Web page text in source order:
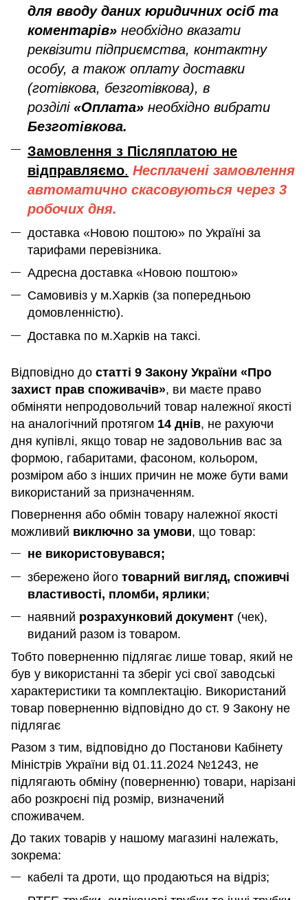
для вводу даних юридичних осіб та
коментарів» необхідно вказати
реквізити підприємства, контактну
особу, а також оплату доставки
(готівкова, безготівкова), в
розділі «Оплата» необхідно вибрати
Безготівкова.
Замовлення з Післяплатою не
відправляємо. Несплачені замовлення
автоматично скасовуються через 3
робочих дня.
доставка «Новою поштою» по Україні за
тарифами перевізника.
Адресна доставка «Новою поштою»
Самовивіз у м.Харків (за попередньою
домовленністю).
Доставка по м.Харків на таксі.
Відповідно до статті 9 Закону України «Про
захист прав споживачів», ви маєте право
обміняти непродовольчий товар належної якості
на аналогічний протягом 14 днів, не рахуючи
дня купівлі, якщо товар не задовольнив вас за
формою, габаритами, фасоном, кольором,
розміром або з інших причин не може бути вами
використаний за призначенням.
Повернення або обмін товару належної якості
можливий виключно за умови, що товар:
не використовувався;
збережено його товарний вигляд, споживчі
властивості, пломби, ярлики;
наявний розрахунковий документ (чек),
виданий разом із товаром.
Тобто поверненню підлягає лише товар, який не
був у використанні та зберіг усі свої заводські
характеристики та комплектацію. Використаний
товар поверненню відповідно до ст. 9 Закону не
підлягає
Разом з тим, відповідно до Постанови Кабінету
Міністрів України від 01.11.2024 №1243, не
підлягають обміну (поверненню) товари, нарізані
або розкроєні під розмір, визначений
споживачем.
До таких товарів у нашому магазині належать,
зокрема:
кабелі та дроти, що продаються на відріз;